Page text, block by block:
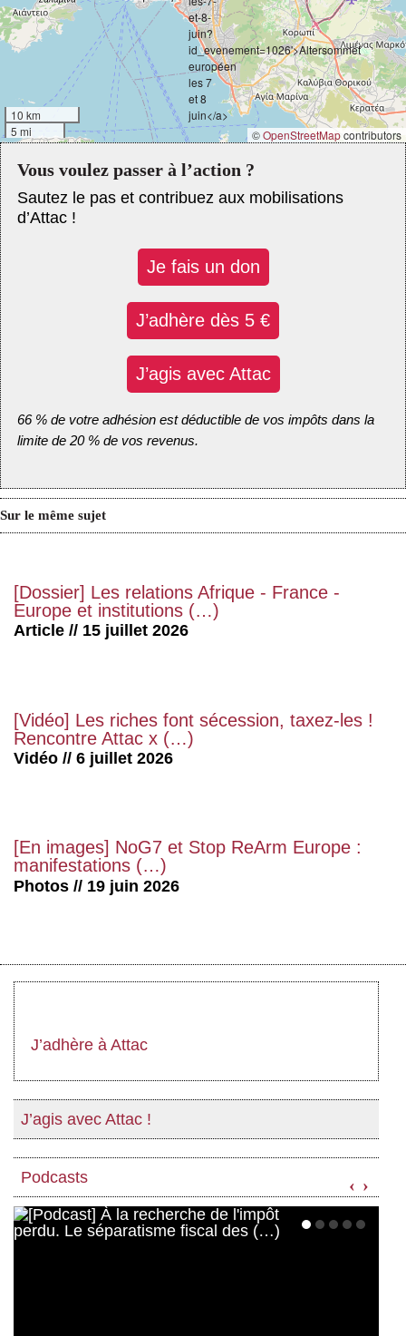
10 km
5 mi
©OpenStreetMapcontributors
Vous voulez passer à l’action ?
Sautez le pas et contribuez aux mobilisations
d’Attac !
Je fais un don
J’adhère dès 5 €
J’agis avec Attac
66 % de votre adhésion est déductible de vos impôts dans la
limite de 20 % de vos revenus.
Sur le même sujet
[Dossier] Les relations Afrique - France -
Europe et institutions (…)
Article // 15 juillet 2026
[Vidéo] Les riches font sécession, taxez-les !
Rencontre Attac x (…)
Vidéo // 6 juillet 2026
[En images] NoG7 et Stop ReArm Europe :
manifestations (…)
Photos // 19 juin 2026
J’adhère à Attac
J’agis avec Attac !
Podcasts ‹ ›